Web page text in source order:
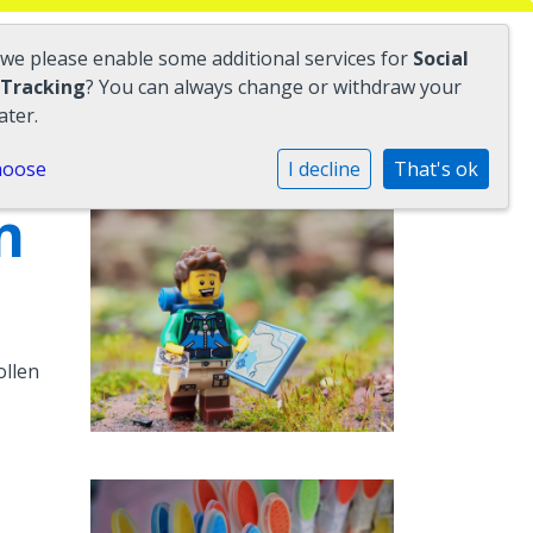
please enable some additional services for Social
? You can always change or withdraw your
I decline That's ok